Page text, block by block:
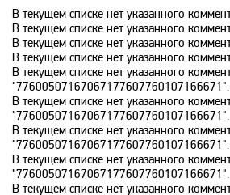
Tiji
Top Secret
Travel and Adventure
Travel Channel
В текущем списке нет указанного
В текущем списке нет указанного
В текущем списке нет указанного
В текущем списке нет указанного
В текущем списке нет указанного
"77600507167067177607760107166671".
В текущем списке нет указанного
"77600507167067177607760107166671".
В текущем списке нет указанного
"77600507167067177607760107166671".
В текущем списке нет указанного
"77600507167067177607760107166671".
В текущем списке нет указанного